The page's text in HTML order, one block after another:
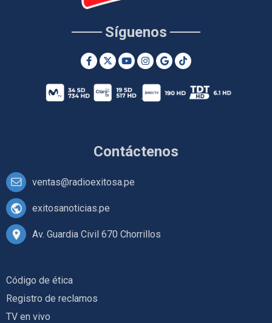
Contáctenos
ventas@radioexitosa.pe
exitosanoticias.pe
Av. Guardia Civil 670 Chorrillos
Síguenos
Código de ética
Registro de reclamos
TV en vivo